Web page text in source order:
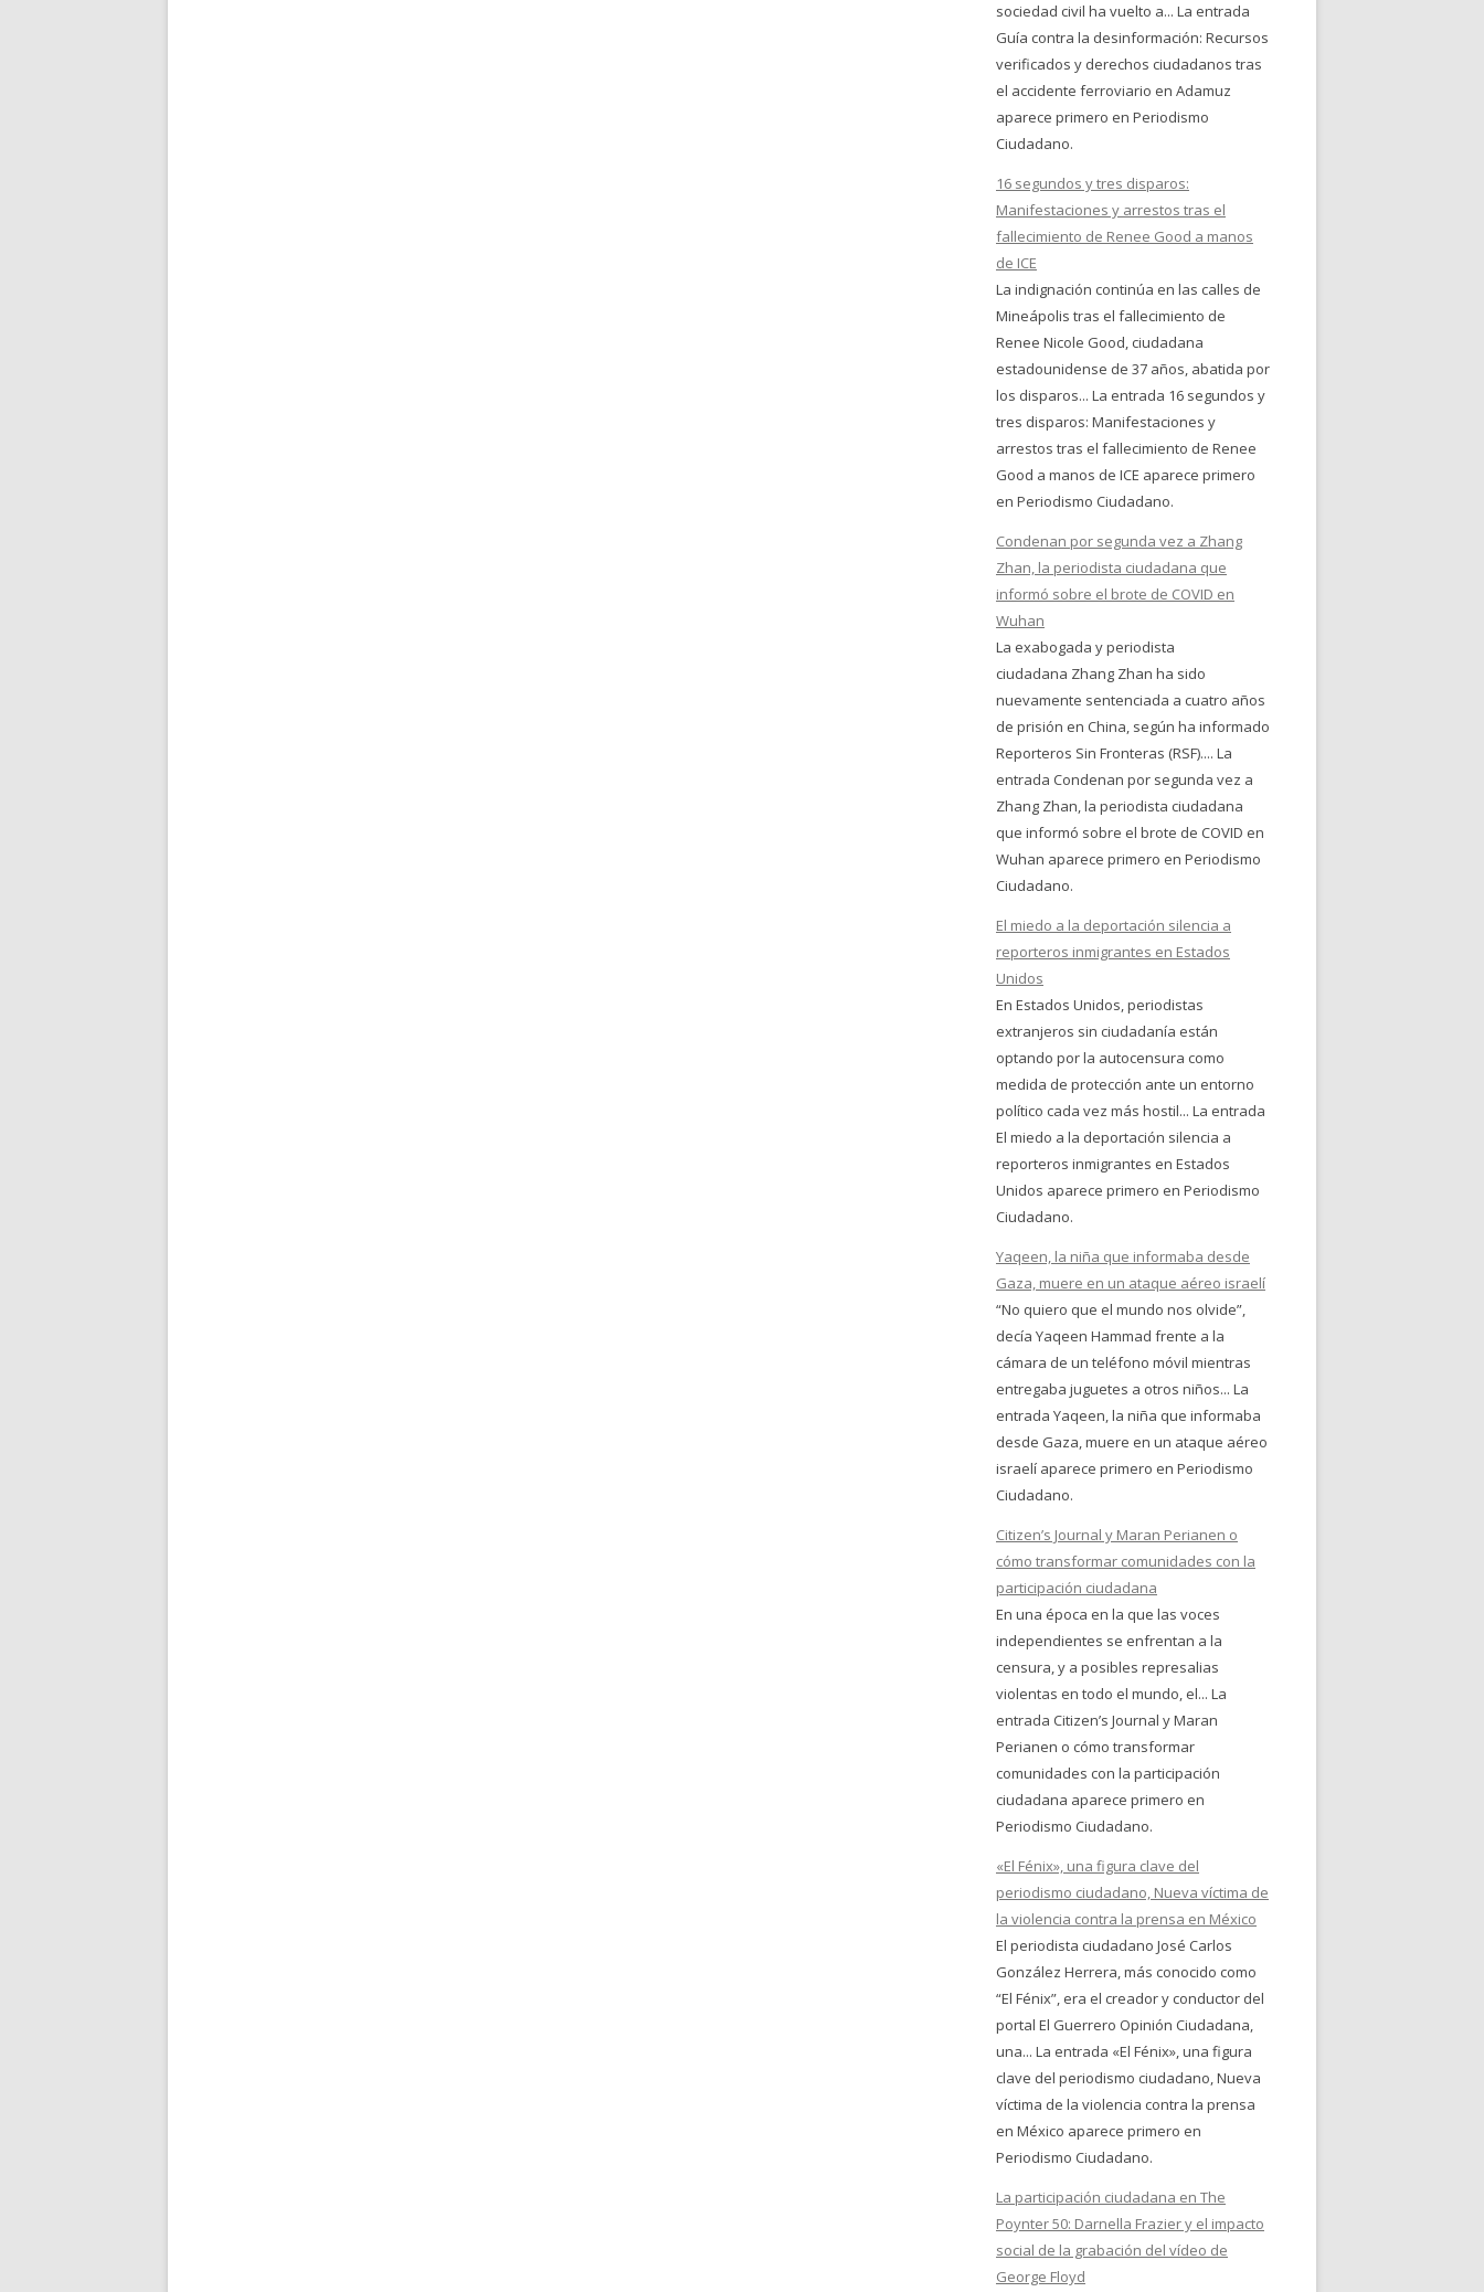
sociedad civil ha vuelto a... La entrada
Guía contra la desinformación: Recursos
verificados y derechos ciudadanos tras
el accidente ferroviario en Adamuz
aparece primero en Periodismo
Ciudadano.
16 segundos y tres disparos:
Manifestaciones y arrestos tras el
fallecimiento de Renee Good a manos
de ICE
La indignación continúa en las calles de
Mineápolis tras el fallecimiento de
Renee Nicole Good, ciudadana
estadounidense de 37 años, abatida por
los disparos... La entrada 16 segundos y
tres disparos: Manifestaciones y
arrestos tras el fallecimiento de Renee
Good a manos de ICE aparece primero
en Periodismo Ciudadano.
Condenan por segunda vez a Zhang
Zhan, la periodista ciudadana que
informó sobre el brote de COVID en
Wuhan
La exabogada y periodista
ciudadana Zhang Zhan ha sido
nuevamente sentenciada a cuatro años
de prisión en China, según ha informado
Reporteros Sin Fronteras (RSF).... La
entrada Condenan por segunda vez a
Zhang Zhan, la periodista ciudadana
que informó sobre el brote de COVID en
Wuhan aparece primero en Periodismo
Ciudadano.
El miedo a la deportación silencia a
reporteros inmigrantes en Estados
Unidos
En Estados Unidos, periodistas
extranjeros sin ciudadanía están
optando por la autocensura como
medida de protección ante un entorno
político cada vez más hostil... La entrada
El miedo a la deportación silencia a
reporteros inmigrantes en Estados
Unidos aparece primero en Periodismo
Ciudadano.
Yaqeen, la niña que informaba desde
Gaza, muere en un ataque aéreo israelí
“No quiero que el mundo nos olvide”,
decía Yaqeen Hammad frente a la
cámara de un teléfono móvil mientras
entregaba juguetes a otros niños... La
entrada Yaqeen, la niña que informaba
desde Gaza, muere en un ataque aéreo
israelí aparece primero en Periodismo
Ciudadano.
Citizen’s Journal y Maran Perianen o
cómo transformar comunidades con la
participación ciudadana
En una época en la que las voces
independientes se enfrentan a la
censura, y a posibles represalias
violentas en todo el mundo, el... La
entrada Citizen’s Journal y Maran
Perianen o cómo transformar
comunidades con la participación
ciudadana aparece primero en
Periodismo Ciudadano.
«El Fénix», una figura clave del
periodismo ciudadano, Nueva víctima de
la violencia contra la prensa en México
El periodista ciudadano José Carlos
González Herrera, más conocido como
“El Fénix”, era el creador y conductor del
portal El Guerrero Opinión Ciudadana,
una... La entrada «El Fénix», una figura
clave del periodismo ciudadano, Nueva
víctima de la violencia contra la prensa
en México aparece primero en
Periodismo Ciudadano.
La participación ciudadana en The
Poynter 50: Darnella Frazier y el impacto
social de la grabación del vídeo de
George Floyd